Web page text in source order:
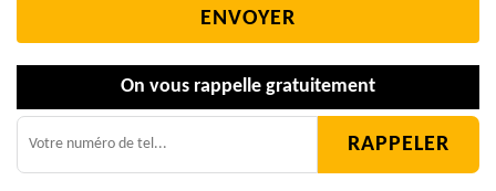
On vous rappelle gratuitement